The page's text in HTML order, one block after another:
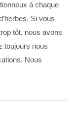
à chaque
Si vous
tôt, nous avons
toujours nous
Nous